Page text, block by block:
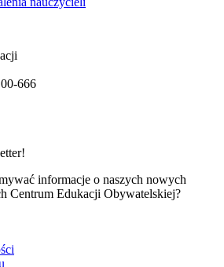
666
informacje o naszych nowych
Centrum Edukacji Obywatelskiej?